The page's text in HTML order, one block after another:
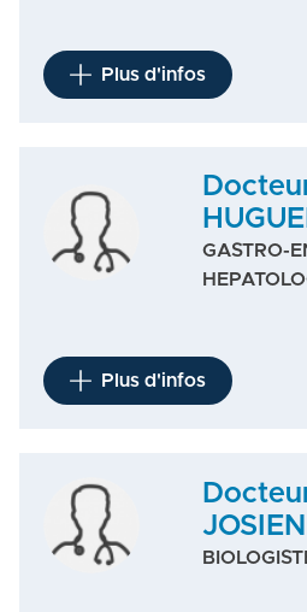
Plus d'infos
GASTRO-
Plus d'infos
JOSIEN